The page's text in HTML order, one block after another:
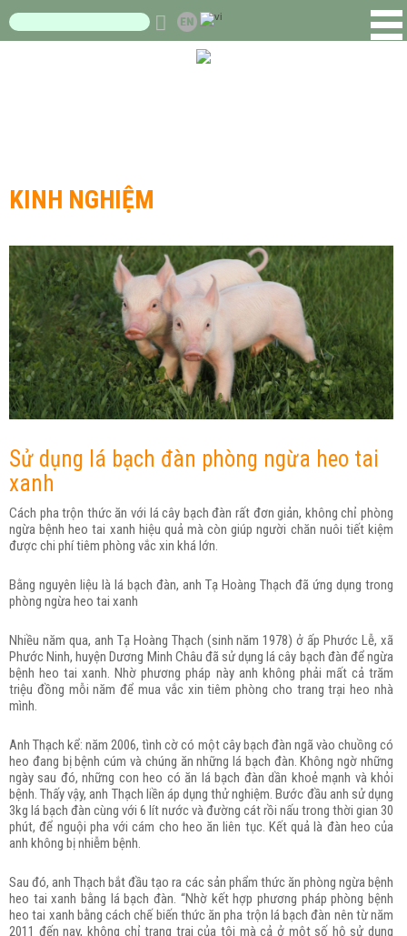
KINH NGHIỆM
Sử dụng lá bạch đàn phòng ngừa heo tai
xanh
Cách pha trộn thức ăn với lá cây bạch đàn rất đơn giản, không chỉ phòng
ngừa bệnh heo tai xanh hiệu quả mà còn giúp người chăn nuôi tiết kiệm
được chi phí tiêm phòng vắc xin khá lớn.
Bằng nguyên liệu là lá bạch đàn, anh Tạ Hoàng Thạch đã ứng dụng trong
phòng ngừa heo tai xanh
Nhiều năm qua, anh Tạ Hoàng Thạch (sinh năm 1978) ở ấp Phước Lễ, xã
Phước Ninh, huyện Dương Minh Châu đã sử dụng lá cây bạch đàn để ngừa
bệnh heo tai xanh. Nhờ phương pháp này anh không phải mất cả trăm
triệu đồng mỗi năm để mua vắc xin tiêm phòng cho trang trại heo nhà
mình.
Anh Thạch kể: năm 2006, tình cờ có một cây bạch đàn ngã vào chuồng có
heo đang bị bệnh cúm và chúng ăn những lá bạch đàn. Không ngờ những
ngày sau đó, những con heo có ăn lá bạch đàn dần khoẻ mạnh và khỏi
bệnh. Thấy vậy, anh Thạch liền áp dụng thử nghiệm. Bước đầu anh sử dụng
3kg lá bạch đàn cùng với 6 lít nước và đường cát rồi nấu trong thời gian 30
phút, để nguội pha với cám cho heo ăn liên tục. Kết quả là đàn heo của
anh không bị nhiễm bệnh.
Sau đó, anh Thạch bắt đầu tạo ra các sản phẩm thức ăn phòng ngừa bệnh
heo tai xanh bằng lá bạch đàn. “Nhờ kết hợp phương pháp phòng bệnh
heo tai xanh bằng cách chế biến thức ăn pha trộn lá bạch đàn nên từ năm
2011 đến nay, không chỉ trang trại của tôi mà cả ở một số hộ sử dụng